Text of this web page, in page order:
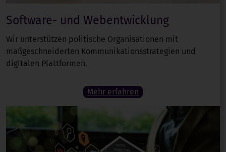
Software- und Webentwicklung
Wir unterstützen politische Organisationen mit
maßgeschneiderten Kommunikationsstrategien und
digitalen Plattformen.
Mehr erfahren